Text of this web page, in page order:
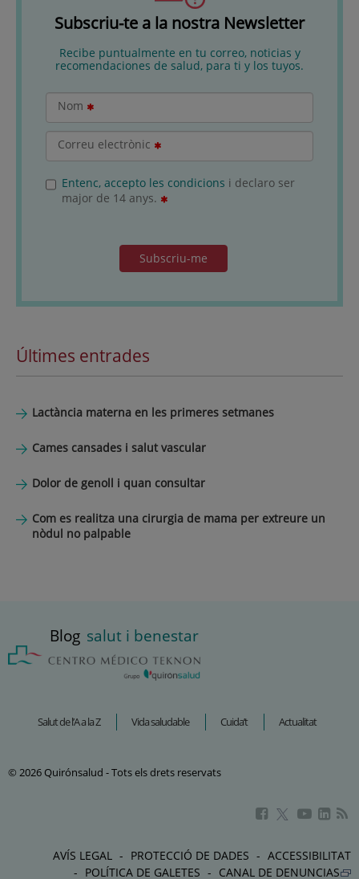
Subscriu-te a la nostra Newsletter
Recibe puntualmente en tu correo, noticias y
recomendaciones de salud, para ti y los tuyos.
Nom
Correu electrònic
Entenc, accepto les condicions i declaro ser
major de 14 anys.
Subscriu-me
Últimes entrades
Lactància materna en les primeres setmanes
Cames cansades i salut vascular
Dolor de genoll i quan consultar
Com es realitza una cirurgia de mama per extreure un
nòdul no palpable
Blog salut i benestar
Salut de l’A a la Z Vida saludable Cuida’t Actualitat
© 2026 Quirónsalud - Tots els drets reservats
Aquest
en
Aquest
s'obrirà
en
Aquest
en en
AVÍS LEGAL PROTECCIÓ DE DADES
ACCESSIBILITAT
POLÍTICA DE GALETES
CANAL DE DENUNCIAS